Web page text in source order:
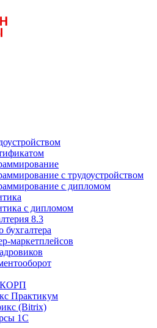
с трудоустройством
с дипломом
с дипломом
8.3
бухгалтера
маркетплейсов
КОРП
Практикум
(Bitrix)
1С